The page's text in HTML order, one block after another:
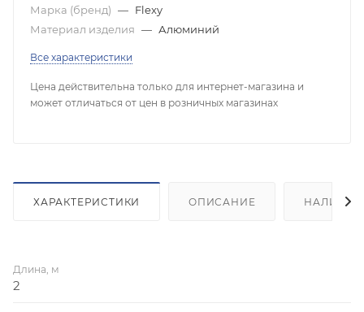
Марка (бренд) — Flexy
Материал изделия — Алюминий
Все характеристики
Цена действительна только для интернет-магазина и
может отличаться от цен в розничных магазинах
ХАРАКТЕРИСТИКИ ОПИСАНИЕ НАЛИЧИЕ
Длина, м
2